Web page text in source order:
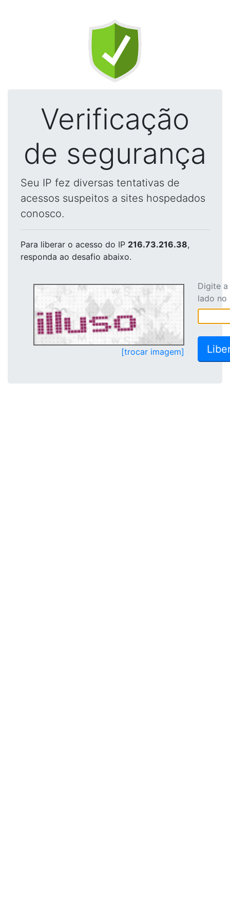
Verificação
de segurança
Seu IP fez diversas tentativas de
acessos suspeitos a sites hospedados
conosco.
Para liberar o acesso do IP 216.73.216.38,
responda ao desafio abaixo.
[trocar imagem]
Digite
lado no